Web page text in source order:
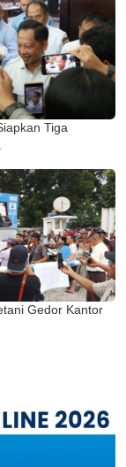
Tiga
Gedor Kantor